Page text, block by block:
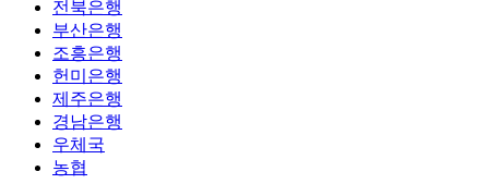
전북은행
부산은행
조흥은행
헌미은행
제주은행
경남은행
우체국
농협